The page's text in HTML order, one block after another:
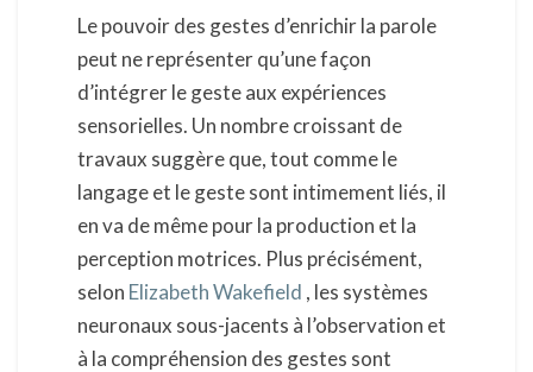
Le pouvoir des gestes d’enrichir la parole
peut ne représenter qu’une façon
d’intégrer le geste aux expériences
sensorielles. Un nombre croissant de
travaux suggère que, tout comme le
langage et le geste sont intimement liés, il
en va de même pour la production et la
perception motrices. Plus précisément,
selon Elizabeth Wakefield , les systèmes
neuronaux sous-jacents à l’observation et
à la compréhension des gestes sont